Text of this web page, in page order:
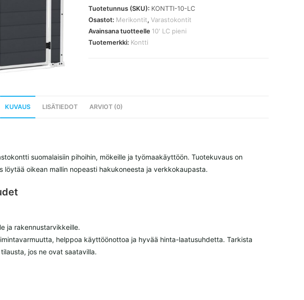
varastokontti
määrä
Tuotetunnus (SKU): KONTTI-10-LC
Osastot: Merikontit,Varastokontit
Avainsana tuotteelle 10' LC pieni
Tuotemerkki: Kontti
KUVAUS LISÄTIEDOT ARVIOT (0)
suomalaisiin pihoihin, mökeille ja työmaakäyttöön. Tuotekuvaus on
löytää oikean mallin nopeasti hakukoneesta ja verkkokaupasta.
ja rakennustarvikkeille.
helppoa käyttöönottoa ja hyvää hinta-laatusuhdetta. Tarkista
jos ne ovat saatavilla.